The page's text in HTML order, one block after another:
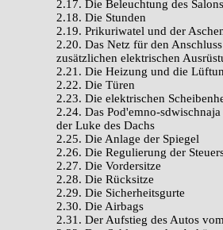
2.17. Die Beleuchtung des Salons
2.18. Die Stunden
2.19. Prikuriwatel und der
2.20. Das Netz für den
zusätzlichen elektrischen
2.21. Die Heizung und die
2.22. Die Türen
2.23. Die elektrischen
2.24. Das Pod'emno-sdwischnaja
der Luke des Dachs
2.25. Die Anlage der Spiegel
2.26. Die Regulierung der
2.27. Die Vordersitze
2.28. Die Rücksitze
2.29. Die Sicherheitsgurte
2.30. Die Airbags
2.31. Der Aufstieg des Autos